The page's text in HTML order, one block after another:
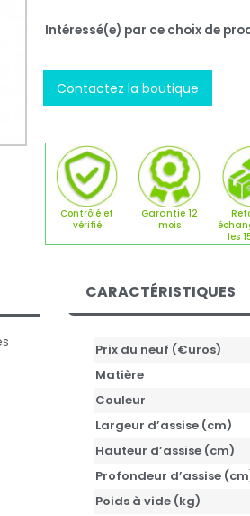
Intéressé(e) par ce choix de
Contactez la boutique
Contrôlé et
vérifié
Garantie 12
mois
les
CARACTÉRISTIQUES
Prix du neuf (€uros)
Matière
Couleur
Largeur d’assise (cm)
Hauteur d’assise (cm)
Profondeur d’assise
Poids à vide (kg)